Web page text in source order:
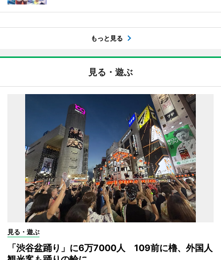
もっと見る
見る・遊ぶ
見る・遊ぶ
「渋谷盆踊り」に6万7000人 109前に櫓、外国人